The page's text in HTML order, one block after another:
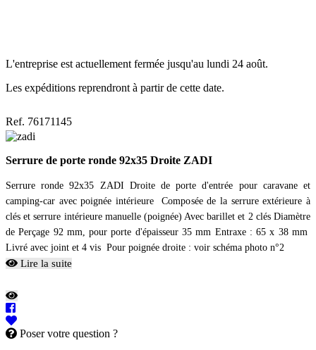
L'entreprise est actuellement fermée jusqu'au lundi 24 août.
Les expéditions reprendront à partir de cette date.
Ref. 76171145
Serrure de porte ronde 92x35 Droite ZADI
Serrure ronde 92x35 ZADI Droite de porte d'entrée pour caravane et
camping-car avec poignée intérieure Composée de la serrure extérieure à
clés et serrure intérieure manuelle (poignée) Avec barillet et 2 clés Diamètre
de Perçage 92 mm, pour porte d'épaisseur 35 mm Entraxe : 65 x 38 mm
Livré avec joint et 4 vis Pour poignée droite : voir schéma photo n°2
Lire la suite
Poser votre question ?